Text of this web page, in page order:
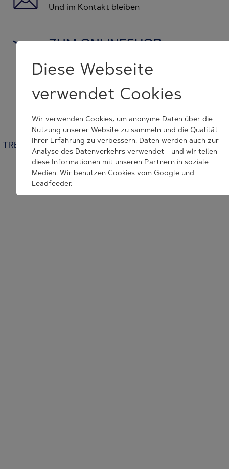
Und im Kontakt bleiben
ZUM ONLINESHOP
KONTAKT NEHMEN
TRESU | Venusvej 44 | 6000 Kolding | Denmark | +45 7632
3500 | tresu@tresu.com
Cookie Consent Settings
Diese Webseite
verwendet Cookies
Wir verwenden Cookies, um anonyme Daten über die
Nutzung unserer Website zu sammeln und die Qualität
Ihrer Erfahrung zu verbessern. Daten werden auch zur
Analyse des Datenverkehrs verwendet - und wir teilen
diese Informationen mit unseren Partnern in soziale
Medien. Wir benutzen Cookies vom Google und
Leadfeeder.